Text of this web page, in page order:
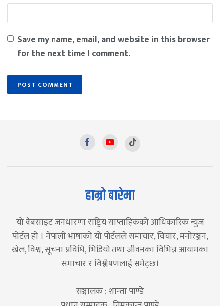
Save my name, email, and website in this browser
for the next time I comment.
हाम्रो बारेमा
यो वेबसाइट जनधारणा राष्ट्रिय साप्ताहिकको आधिकारिक न्युज
पोर्टल हो । नेपाली भाषाको यो पोर्टलले समाचार, विचार, मनोरञ्जन,
खेल, विश्व, सूचना प्रविधि, भिडियो तथा जीवनका विभिन्न आयामका
समाचार र विश्लेषणलाई समेट्छ।
सञ्चालक : शान्ता पाण्डे